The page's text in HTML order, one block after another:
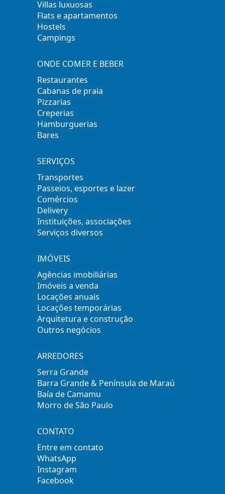
Villas luxuosas
Flats e apartamentos
Hostels
Campings
ONDE COMER E BEBER
Restaurantes
Cabanas de praia
Pizzarias
Creperias
Hamburguerias
Bares
SERVIÇOS
Transportes
Passeios, esportes e lazer
Comércios
Delivery
Instituições, associações
Serviços diversos
IMÓVEIS
Agências imobiliárias
Imóveis a venda
Locações anuais
Locações temporárias
Arquitetura e construção
Outros negócios
ARREDORES
Serra Grande
Barra Grande & Península de Maraú
Baía de Camamu
Morro de São Paulo
CONTATO
Entre em contato
WhatsApp
Instagram
Facebook